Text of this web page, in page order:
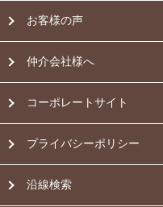
お客様の声
仲介会社様へ
コーポレートサイト
プライバシーポリシー
沿線検索